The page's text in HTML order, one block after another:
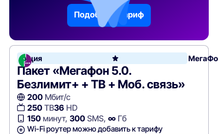
Подобрать тариф
Акция
Пакет «Мегафон 5.0.
Безлимит+ + ТВ + Моб. связь»
200Мбит/с
250ТВ36 HD
150минут, 300SMS, ∞Гб
Wi-Fi роутер можно добавить к тарифу